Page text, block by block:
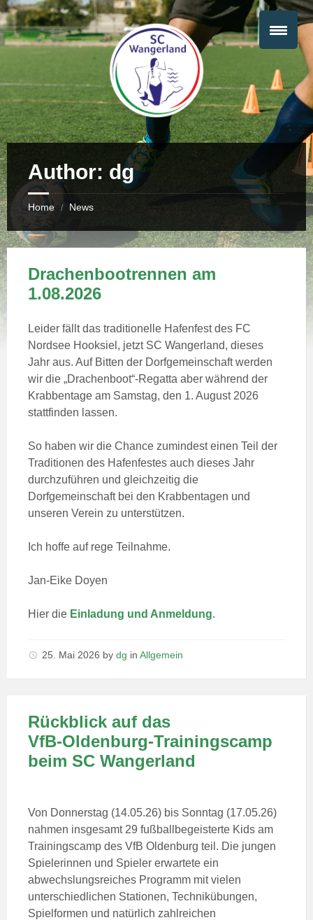
Author: dg
Home / News
Drachenbootrennen am
1.08.2026
Leider fällt das traditionelle Hafenfest des FC
Nordsee Hooksiel, jetzt SC Wangerland, dieses
Jahr aus. Auf Bitten der Dorfgemeinschaft werden
wir die „Drachenboot“-Regatta aber während der
Krabbentage am Samstag, den 1. August 2026
stattfinden lassen.
So haben wir die Chance zumindest einen Teil der
Traditionen des Hafenfestes auch dieses Jahr
durchzuführen und gleichzeitig die
Dorfgemeinschaft bei den Krabbentagen und
unseren Verein zu unterstützen.
Ich hoffe auf rege Teilnahme.
Jan-Eike Doyen
Hier die Einladung und Anmeldung.
25. Mai 2026 by dg in Allgemein
Rückblick auf das
VfB‑Oldenburg‑Trainingscamp
beim SC Wangerland
Von Donnerstag (14.05.26) bis Sonntag (17.05.26)
nahmen insgesamt 29 fußballbegeisterte Kids am
Trainingscamp des VfB Oldenburg teil. Die jungen
Spielerinnen und Spieler erwartete ein
abwechslungsreiches Programm mit vielen
unterschiedlichen Stationen, Technikübungen,
Spielformen und natürlich zahlreichen